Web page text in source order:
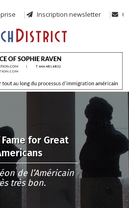
Inscription newsletter
for Great
de l’Américain
très bon.